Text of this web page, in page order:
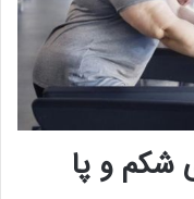
شکم و پا